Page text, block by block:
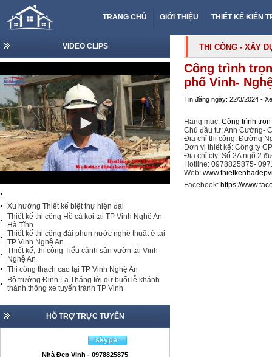
TRANG CHỦ GIỚI THIỆU THIẾT KẾ KIẾN
VIDEO CLIPS
Xu hướng Thiết kế biệt thự hiện đại
Thiết kế thi công Hồ cá koi tại TP Vinh Nghệ An
Hà Tĩnh
Thiết kế thi công đài phun nước nghệ thuật ở tại
TP Vinh Nghệ An
Thiết kế, thi công Tiểu cảnh sân vườn tại Vinh
Nghệ An
Thi công thạch cao tại TP Vinh Nghệ An
Bộ trưởng Đinh La Thăng tới dự buổi lễ khánh
thành thông xe tuyến tránh TP Vinh
HỖ TRỢ TRỰC TUYẾN
Nhà Đẹp Vinh - 0978825875
THI CÔNG - XÂY
Công trình
phố Vinh-
Tin đăng ngày: 22/3/2024 -
Hạng mục: Công trình
Chủ đầu tư: Anh Cường-
Địa chỉ thi công: Đường
Đơn vị thiết kế: Công ty
Địa chỉ cty: Số 2A ngõ 2
Hotline: 0978825875-
Web:
Facebook: https://